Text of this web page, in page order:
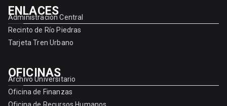
ENLACES
Administración Central
Recinto de Río Piedras
Tarjeta Tren Urbano
OFICINAS
Archivo Universitario
Oficina de Finanzas